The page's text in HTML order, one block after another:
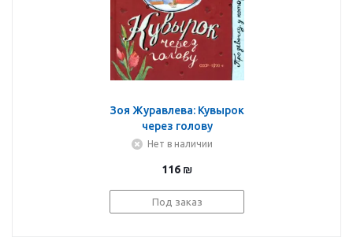
Зоя Журавлева: Кувырок
через голову
Нет в наличии
116 ₪
Под заказ